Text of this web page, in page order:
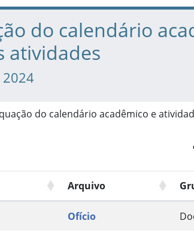
do calendário
atividades
do calendário acadêmico e
Arquivo
Ofício